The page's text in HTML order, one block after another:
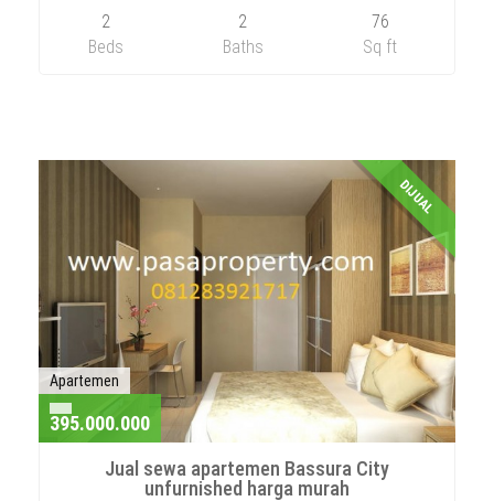
2
Beds
2
Baths
76
Sq ft
DIJUAL
Apartemen
395.000.000
Jual sewa apartemen Bassura City
unfurnished harga murah